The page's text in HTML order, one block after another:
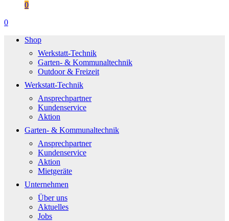
0
Menu
0
Shop
Werkstatt-Technik
Garten- & Kommunaltechnik
Outdoor & Freizeit
Werkstatt-Technik
Ansprechpartner
Kundenservice
Aktion
Garten- & Kommunaltechnik
Ansprechpartner
Kundenservice
Aktion
Mietgeräte
Unternehmen
Über uns
Aktuelles
Jobs